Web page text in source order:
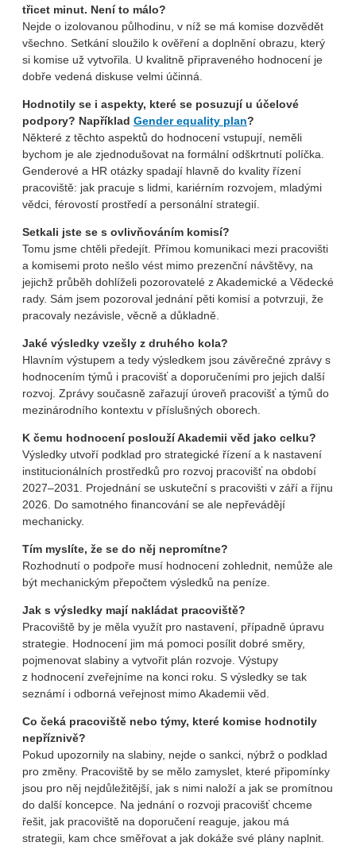
třicet minut. Není to málo?
Nejde o izolovanou půlhodinu, v níž se má komise dozvědět
všechno. Setkání sloužilo k ověření a doplnění obrazu, který
si komise už vytvořila. U kvalitně připraveného hodnocení je
dobře vedená diskuse velmi účinná.
Hodnotily se i aspekty, které se posuzují u účelové
podpory? Například Gender equality plan?
Některé z těchto aspektů do hodnocení vstupují, neměli
bychom je ale zjednodušovat na formální odškrtnutí políčka.
Genderové a HR otázky spadají hlavně do kvality řízení
pracoviště: jak pracuje s lidmi, kariérním rozvojem, mladými
vědci, férovostí prostředí a personální strategií.
Setkali jste se s ovlivňováním komisí?
Tomu jsme chtěli předejít. Přímou komunikaci mezi pracovišti
a komisemi proto nešlo vést mimo prezenční návštěvy, na
jejichž průběh dohlíželi pozorovatelé z Akademické a Vědecké
rady. Sám jsem pozoroval jednání pěti komisí a potvrzuji, že
pracovaly nezávisle, věcně a důkladně.
Jaké výsledky vzešly z druhého kola?
Hlavním výstupem a tedy výsledkem jsou závěrečné zprávy s
hodnocením týmů i pracovišť a doporučeními pro jejich další
rozvoj. Zprávy současně zařazují úroveň pracovišť a týmů do
mezinárodního kontextu v příslušných oborech.
K čemu hodnocení poslouží Akademii věd jako celku?
Výsledky utvoří podklad pro strategické řízení a k nastavení
institucionálních prostředků pro rozvoj pracovišť na období
2027–2031. Projednání se uskuteční s pracovišti v září a říjnu
2026. Do samotného financování se ale nepřevádějí
mechanicky.
Tím myslíte, že se do něj nepromítne?
Rozhodnutí o podpoře musí hodnocení zohlednit, nemůže ale
být mechanickým přepočtem výsledků na peníze.
Jak s výsledky mají nakládat pracoviště?
Pracoviště by je měla využít pro nastavení, případně úpravu
strategie. Hodnocení jim má pomoci posílit dobré směry,
pojmenovat slabiny a vytvořit plán rozvoje. Výstupy
z hodnocení zveřejníme na konci roku. S výsledky se tak
seznámí i odborná veřejnost mimo Akademii věd.
Co čeká pracoviště nebo týmy, které komise hodnotily
nepříznivě?
Pokud upozornily na slabiny, nejde o sankci, nýbrž o podklad
pro změny. Pracoviště by se mělo zamyslet, které připomínky
jsou pro něj nejdůležitější, jak s nimi naloží a jak se promítnou
do další koncepce. Na jednání o rozvoji pracovišť chceme
řešit, jak pracoviště na doporučení reaguje, jakou má
strategii, kam chce směřovat a jak dokáže své plány naplnit.